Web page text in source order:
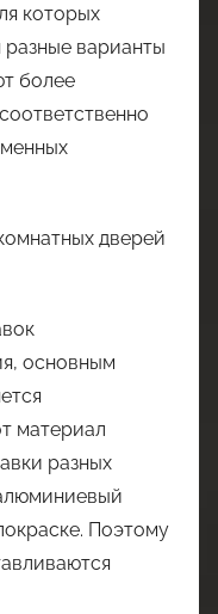
которых
варианты
более
основным
материал
разных
Поэтому